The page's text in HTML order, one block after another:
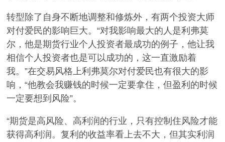
转型除了自身不断地调整和修炼外，有两个投资大师
对付爱民的影响巨大。“对我影响最大的人是利弗莫
尔，他是期货行业个人投资者最成功的例子，他让我
相信个人投资者也是可以成功的，这一直激励着
我。”在交易风格上利弗莫尔对付爱民也有很大的影
响，“他教会我赚钱的时候一定要拿住，但盈利的时候
一定要想到风险”。
“期货是高风险、高利润的行业，只有控制住风险才能
获得高利润。复利的收益率看上去不大，但其实利润